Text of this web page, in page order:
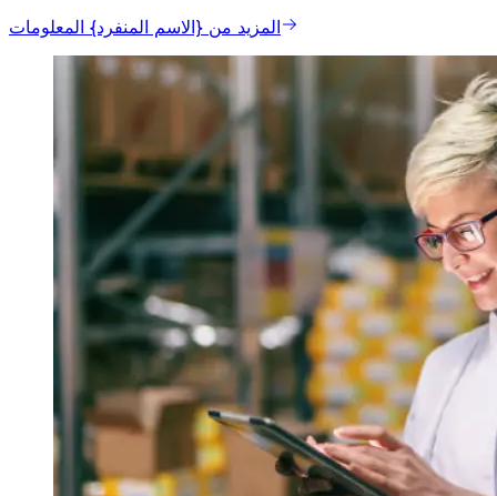
المزيد من {الاسم المنفرد} المعلومات